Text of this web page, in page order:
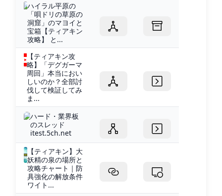
ハイラル平原の
「唄ドリの草原の
洞窟」のマヨイと
宝箱【ティアキン
攻略】 と...
【ティアキン攻
略】「デグガーマ
周回」本当におい
しいのか？全部討
伐して検証してみ
ま...
ハード・業界板
のスレッド
itest.5ch.net
【ティアキン】大
妖精の泉の場所と
攻略チャート｜防
具強化の解放条件
ワイト...